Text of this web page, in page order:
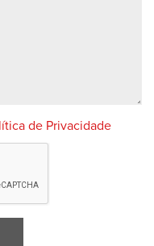
de Privacidade